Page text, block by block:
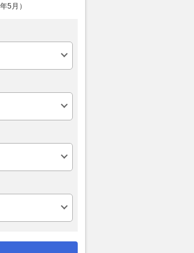
シャワートイレまで作ってたっ
て何で!? 自動車部品メーカー
事」
WEB CARTOP
5月）